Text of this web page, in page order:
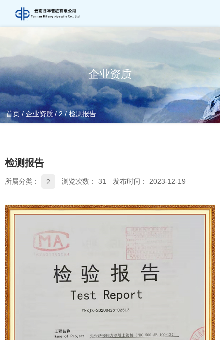
企业资质
首页 / 企业资质 /2 /检测报告
检测报告
所属分类： 2 浏览次数： 31 发布时间： 2023-12-19